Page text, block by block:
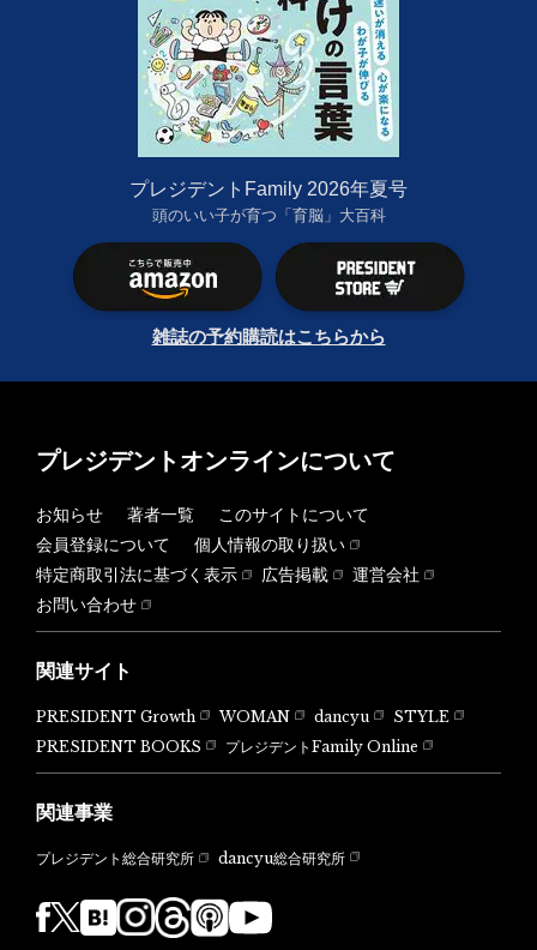
プレジデントFamily 2026年夏号
頭のいい子が育つ「育脳」大百科
雑誌の予約購読はこちらから
プレジデントオンラインについて
お知らせ 著者一覧
このサイトについて
会員登録について
個人情報の取り扱い
特定商取引法に基づく表示
広告掲載
運営会社
お問い合わせ
関連サイト
PRESIDENT Growth WOMAN dancyu
STYLE
PRESIDENT BOOKS
プレジデントFamily Online
関連事業
プレジデント総合研究所 dancyu総合研究所